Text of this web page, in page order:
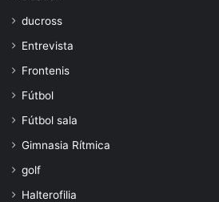
ducross
Entrevista
Frontenis
Fútbol
Fútbol sala
Gimnasia Rítmica
golf
Halterofilia